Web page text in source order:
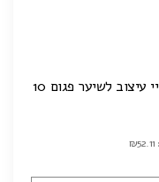
LOREAL לוריאל SERIE EXPERT ספריי עיצוב לשיער פגום 10